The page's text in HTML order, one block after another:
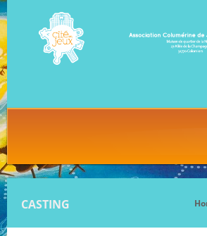
LES SÉANCES DE JEU
CASTING